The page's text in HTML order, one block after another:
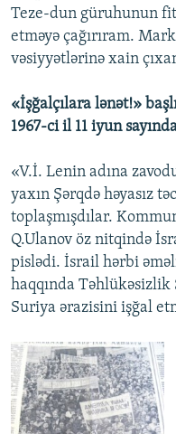
Teze-dun güruhunun
etməyə çağırıram.
vəsiyyətlərinə xain
«İşğalçılara lənət!»
1967-ci il 11 iyun
«V.İ. Lenin adına
yaxın Şərqdə həyasız
toplaşmışdılar.
Q.Ulanov öz nitqində
pislədi. İsrail hərbi
haqqında Təhlükəsizlik
Suriya ərazisini işğal